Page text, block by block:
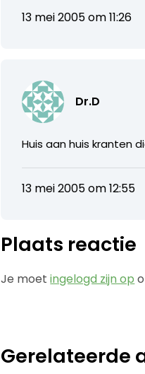
13 mei 2005 om 11:26
Dr.D
Huis aan huis kranten
13 mei 2005 om 12:55
Plaats reactie
Je moetingelogd zijn op
Gerelateerde